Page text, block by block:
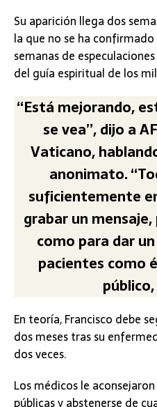
Su aparición llega dos
la que no se ha confirmado
semanas de
del guía espiritual de los
“Está mejorando,
se vea”, dijo a
Vaticano,
anonimato.
suficientemente
grabar un
como para dar
pacientes como
En teoría, Francisco debe
dos meses tras su
dos veces.
Los médicos le
públicas y abstenerse de